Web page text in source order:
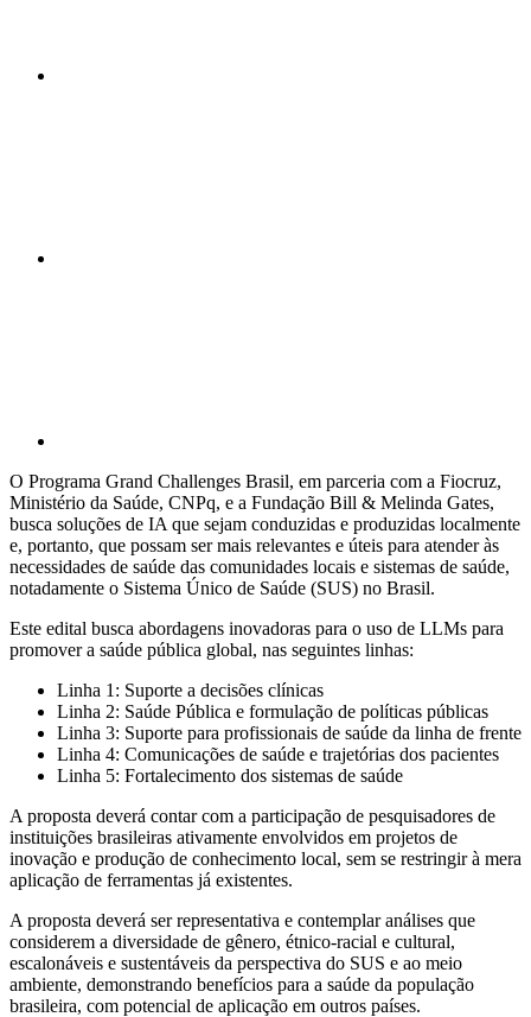
O Programa Grand Challenges Brasil, em parceria com a Fiocruz,
Ministério da Saúde, CNPq, e a Fundação Bill & Melinda Gates,
busca soluções de IA que sejam conduzidas e produzidas localmente
e, portanto, que possam ser mais relevantes e úteis para atender às
necessidades de saúde das comunidades locais e sistemas de saúde,
notadamente o Sistema Único de Saúde (SUS) no Brasil.
Este edital busca abordagens inovadoras para o uso de LLMs para
promover a saúde pública global, nas seguintes linhas:
Linha 1: Suporte a decisões clínicas
Linha 2: Saúde Pública e formulação de políticas públicas
Linha 3: Suporte para profissionais de saúde da linha de frente
Linha 4: Comunicações de saúde e trajetórias dos pacientes
Linha 5: Fortalecimento dos sistemas de saúde
A proposta deverá contar com a participação de pesquisadores de
instituições brasileiras ativamente envolvidos em projetos de
inovação e produção de conhecimento local, sem se restringir à mera
aplicação de ferramentas já existentes.
A proposta deverá ser representativa e contemplar análises que
considerem a diversidade de gênero, étnico-racial e cultural,
escalonáveis e sustentáveis da perspectiva do SUS e ao meio
ambiente, demonstrando benefícios para a saúde da população
brasileira, com potencial de aplicação em outros países.